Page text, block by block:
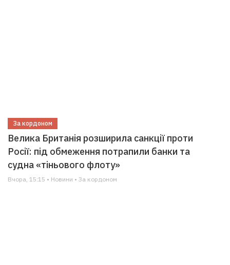
За кордоном
Велика Британія розширила санкції проти
Росії: під обмеження потрапили банки та
судна «тіньового флоту»
Вчора, 15:15 • Новини • За кордоном